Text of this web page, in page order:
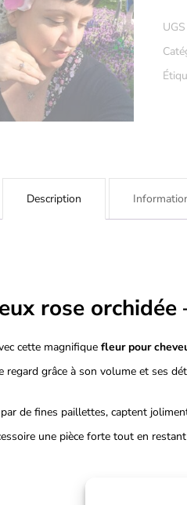
fleur
rose
Description
rose
cette magnifique fleur pour
grâce à son volume et ses
de fines paillettes, captent
une pièce forte tout en